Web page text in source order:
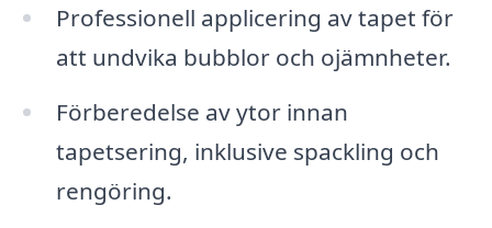
Professionell applicering av tapet för
att undvika bubblor och ojämnheter.
Förberedelse av ytor innan
tapetsering, inklusive spackling och
rengöring.